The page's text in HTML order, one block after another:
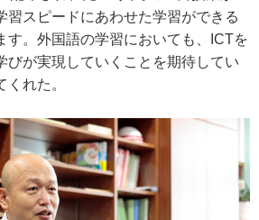
習スピードにあわせた学習ができる
す。外国語の学習においても、ICTを
びが実現していくことを期待してい
れた。